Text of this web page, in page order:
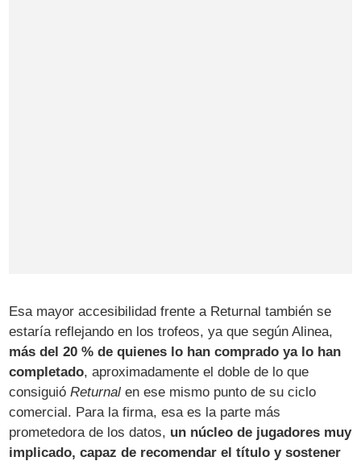
Esa mayor accesibilidad frente a Returnal también se
estaría reflejando en los trofeos, ya que según Alinea,
más del 20 % de quienes lo han comprado ya lo han
completado, aproximadamente el doble de lo que
consiguióReturnal en ese mismo punto de su ciclo
comercial. Para la firma, esa es la parte más
prometedora de los datos, un núcleo de jugadores muy
implicado, capaz de recomendar el título y sostener